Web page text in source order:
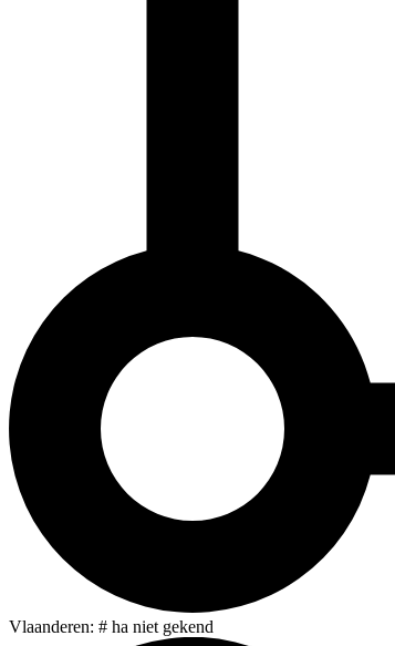
Vlaanderen: # ha niet gekend